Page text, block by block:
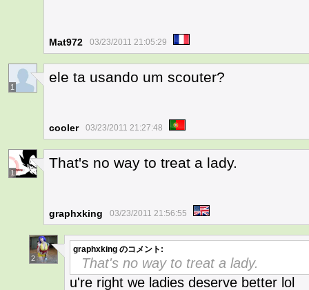
Mat972 03/23/2011 21:05:29
1
ele ta usando um scouter?
cooler 03/23/2011 21:27:48
1
That's no way to treat a lady.
graphxking 03/23/2011 21:56:55
2
graphxking のコメント:
That's no way to treat a lady.
u're right we ladies deserve better lol